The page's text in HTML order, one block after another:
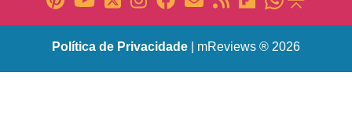
Política de Privacidade | mReviews ® 2026